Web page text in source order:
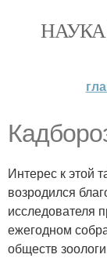
Интерес к этой
возродился
исследователя
ежегодном
обществ